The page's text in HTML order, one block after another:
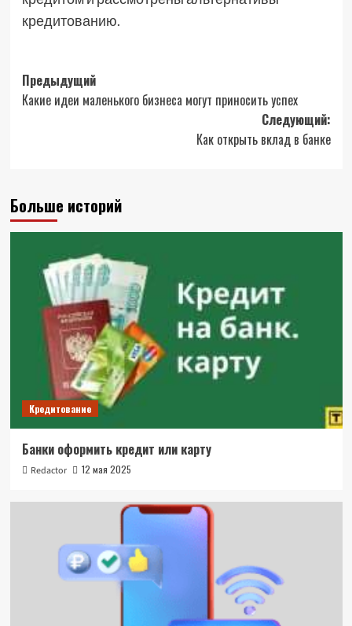
кредитованию.
Навигация
записи
Предыдущий
Какие идеи маленького бизнеса могут приносить успех
Следующий:
Как открыть вклад в банке
Больше историй
Кредитование
Банки оформить кредит или карту
Redactor 12 мая 2025